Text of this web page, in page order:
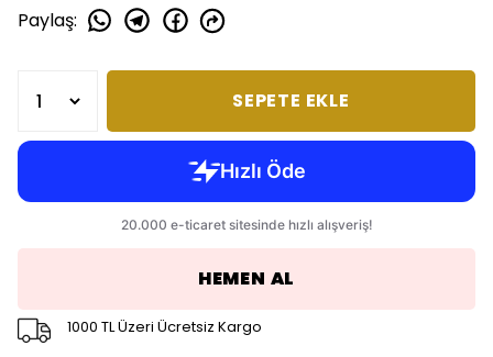
Paylaş:
SEPETE EKLE
HEMEN AL
1000 TL Üzeri Ücretsiz Kargo